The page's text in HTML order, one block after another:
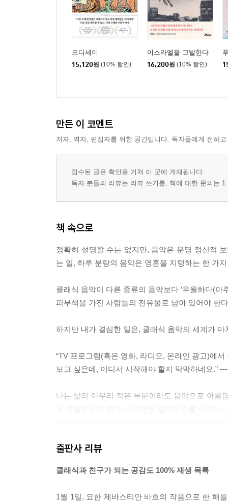
오디세이
15,120원 (10% 할인)
이스라엘을 고발한다
16,200원 (10% 할인)
만든 이 코멘트
저자, 역자, 편집자를 위한 공간입니다. 독자들에게 전하
접수된 글은 확인을 거쳐 이 곳에 게재됩니다.
독자 분들의 리뷰는 리뷰 쓰기를, 책에 대한 문의는
책 속으로
정확히 설명할 수는 없지만, 음악은 분명 정신적
는 일, 하루 분량의 음악은 영혼을 지탱하는 한 가
클래식 음악이 다른 종류의 음악보다 ‘우월하다(
피부색을 가진 사람들의 전유물로 남아 있어야 한
하지만 내가 결심한 일은, 클래식 음악의 세계가
“TV 프로그램(혹은 영화, 라디오, 온라인 광고)에
보고 싶은데, 어디서 시작해야 할지 막막하네요.”
나는 삶의 아무리 작은 부분이라도 음악으로 아름
생활 속에서 단 한 시간만이라도 자기를 잊는 시간
여러분의 삶이 어떤지는 모르겠지만, 내게는 평온
출판사 리뷰
클래식과 친구가 되는 공감도 100% 재생 목록
1월 1일, 요한 제바스티안 바흐의 작품으로 한 해